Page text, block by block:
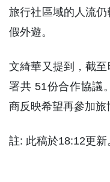
旅行社區域的人流
假外遊。
文綺華又提到，截
署共 51份合作協議
商反映希望再參加
註: 此稿於18:12更新